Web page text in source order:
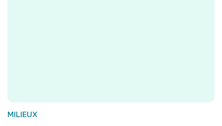
MILIEUX